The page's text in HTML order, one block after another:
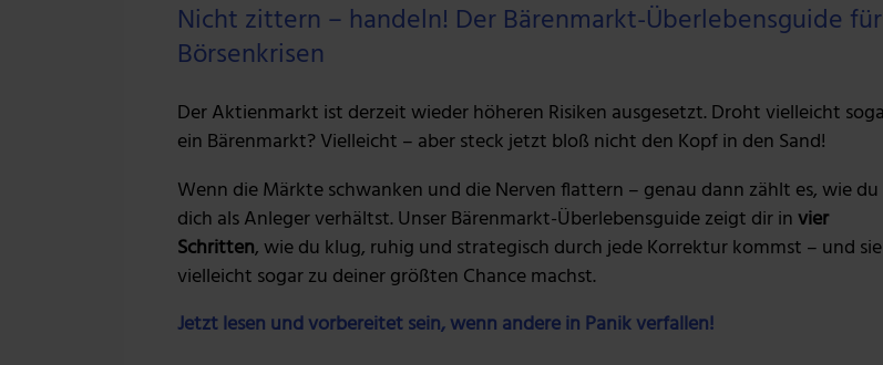
Nicht zittern – handeln! Der Bärenmarkt-Überlebensguide für
Börsenkrisen
Der Aktienmarkt ist derzeit wieder höheren Risiken ausgesetzt. Droht vielleicht
ein Bärenmarkt? Vielleicht – aber steck jetzt bloß nicht den Kopf in den Sand!
Wenn die Märkte schwanken und die Nerven flattern – genau dann zählt es, wie du
dich als Anleger verhältst. Unser Bärenmarkt-Überlebensguide zeigt dir invier
Schritten, wie du klug, ruhig und strategisch durch jede Korrektur kommst – und sie
vielleicht sogar zu deiner größten Chance machst.
Jetzt lesen und vorbereitet sein, wenn andere in Panik verfallen!